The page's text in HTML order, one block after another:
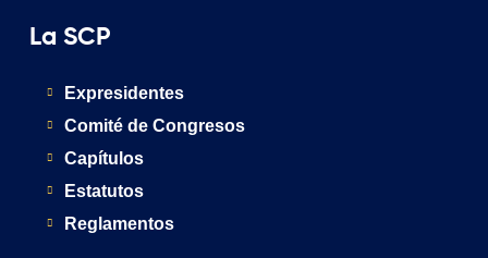
La SCP
Expresidentes
Comité de Congresos
Capítulos
Estatutos
Reglamentos